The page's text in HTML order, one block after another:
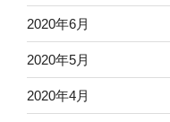
2020年6月
2020年5月
2020年4月